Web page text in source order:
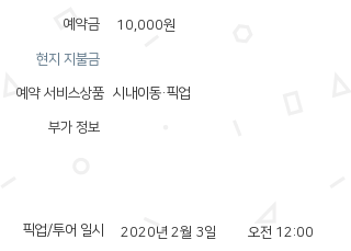
예약금
​현지 지불금
부가 정보
픽업/투어 일시
예약 서비스상품
10,000원
시내이동·픽업
2020년 2월 3일
오전 12:00